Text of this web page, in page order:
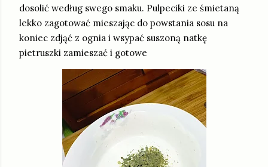
dosolić według swego smaku. Pulpeciki ze śmietaną
lekko zagotować mieszając do powstania sosu na
koniec zdjąć z ognia i wsypać suszoną natkę
pietruszki zamieszać i gotowe